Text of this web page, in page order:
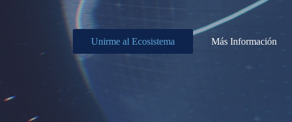
Unirme al Ecosistema Más Información